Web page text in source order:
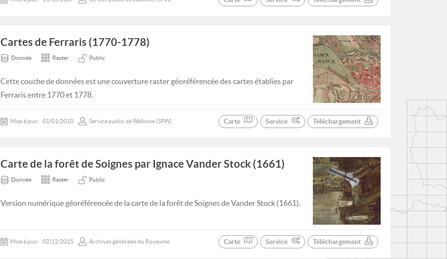
Cartes de Ferraris (1770-1778)
Donnée Raster Public
Cette couche de données est une couverture raster géoréférencée des cartes établies par
Ferraris entre 1770 et 1778.
Mise à jour: 01/01/2010 Service public de Wallonie (SPW) Carte Service Téléchargement
Carte de la forêt de Soignes par Ignace Vander Stock (1661)
Donnée Raster Public
Version numérique géoréférencée de la carte de la forêt de Soignes de Vander Stock (1661).
Mise à jour: 02/12/2015 Archives générales du Royaume Carte Service Téléchargement